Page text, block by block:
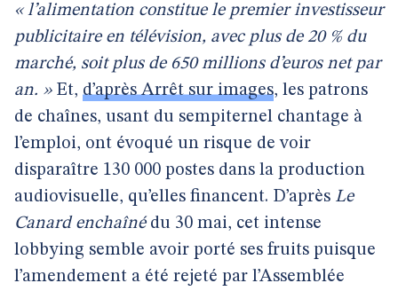
« l’alimentation constitue le premier investisseur
publicitaire en télévision, avec plus de 20 % du
marché, soit plus de 650 millions d’euros net par
an. »Et, d’après Arrêt sur images, les patrons
de chaînes, usant du sempiternel chantage à
l’emploi, ont évoqué un risque de voir
disparaître 130 000 postes dans la production
audiovisuelle, qu’elles financent. D’après Le
Canard enchaînédu 30 mai, cet intense
lobbying semble avoir porté ses fruits puisque
l’amendement a été rejeté par l’Assemblée